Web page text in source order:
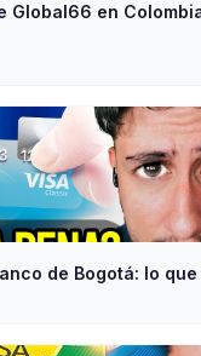
Global66 en
de Bogotá: lo